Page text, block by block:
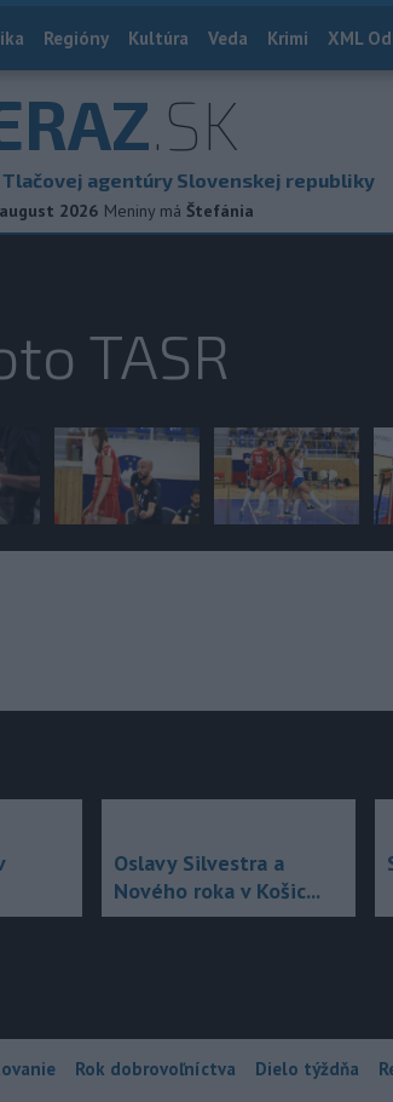
Regióny Kultúra Veda Krimi XML
.SK
agentúry Slovenskej republiky
august 2026 Meniny má Štefánia
TASR
Oslavy Silvestra a
Nového roka v Košic...
Rok dobrovoľníctva Dielo týždňa